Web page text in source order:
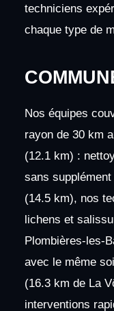
techniciens
chaque type de
Nos équipes
rayon de 30 km
(12.1 km) :
sans
(14.5 km), nos
lichens et
Plombières-les-
avec le même
(16.3 km de La
interventions